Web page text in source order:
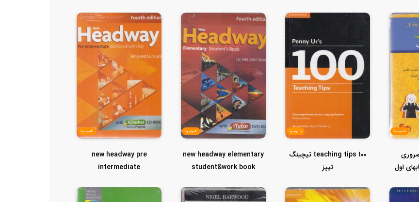
ناموجود
ضروری
اول
ناموجود
100 teaching tips تیچینگ
تیپز
ناموجود
new headway elementary
student&work book
ناموجود
new headway pre
intermediate